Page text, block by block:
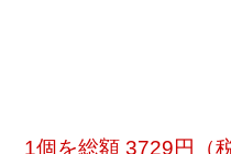
1個を総額 3729円（